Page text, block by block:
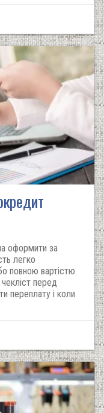
оформити за
легко
повною вартістю.
перед
переплату і коли